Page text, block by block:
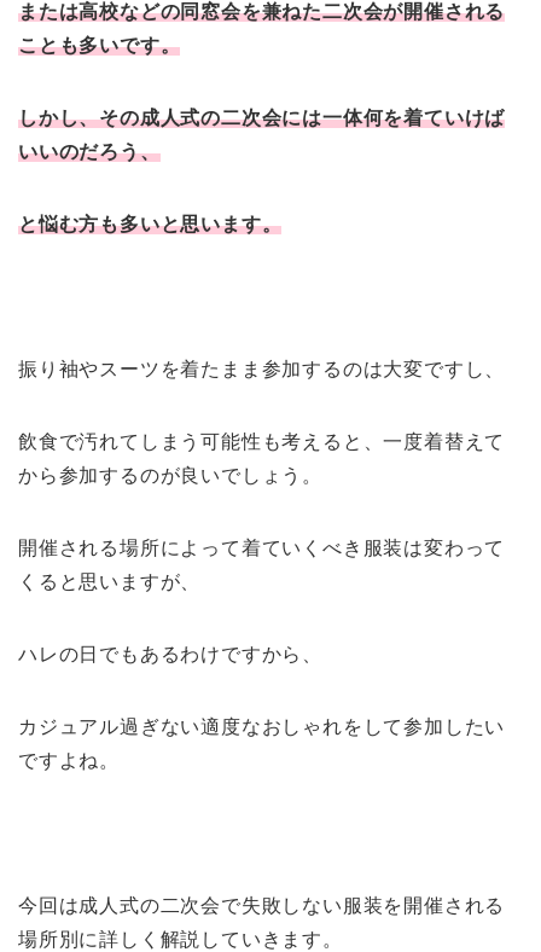
または高校などの同窓会を兼ねた二次会が開催される
ことも多いです。
しかし、その成人式の二次会には一体何を着ていけば
いいのだろう、
と悩む方も多いと思います。
振り袖やスーツを着たまま参加するのは大変ですし、
飲食で汚れてしまう可能性も考えると、一度着替えて
から参加するのが良いでしょう。
開催される場所によって着ていくべき服装は変わって
くると思いますが、
ハレの日でもあるわけですから、
カジュアル過ぎない適度なおしゃれをして参加したい
ですよね。
今回は成人式の二次会で失敗しない服装を開催される
場所別に詳しく解説していきます。